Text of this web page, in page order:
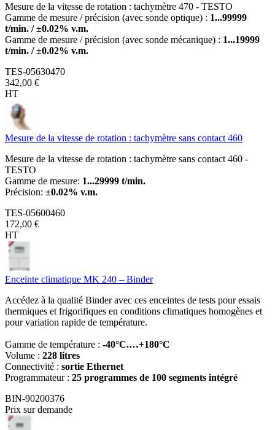
Mesure de la vitesse de rotation : tachymètre 470 - TESTO
Gamme de mesure / précision (avec sonde optique) : 1...99999
t/min. / ±0.02% v.m.
Gamme de mesure / précision (avec sonde mécanique) : 1...19999
t/min. / ±0.02% v.m.
TES-05630470
342,00 €
HT
Mesure de la vitesse de rotation : tachymètre sans contact 460
Mesure de la vitesse de rotation : tachymètre sans contact 460 -
TESTO
Gamme de mesure: 1...29999 t/min.
Précision: ±0.02% v.m.
TES-05600460
172,00 €
HT
Enceinte climatique MK 240 – Binder
Accédez à la qualité Binder avec ces enceintes de tests pour essais
thermiques et frigorifiques en conditions climatiques homogènes et
pour variation rapide de température.
Gamme de température : -40°C.…+180°C
Volume : 228 litres
Connectivité : sortie Ethernet
Programmateur : 25 programmes de 100 segments intégré
BIN-90200376
Prix sur demande